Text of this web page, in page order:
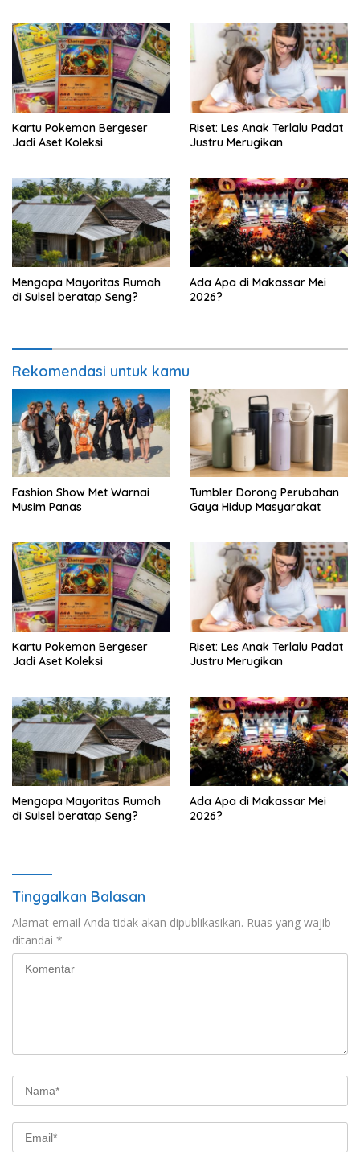
Kartu Pokemon Bergeser
Jadi Aset Koleksi
Riset: Les Anak Terlalu Padat
Justru Merugikan
Mengapa Mayoritas Rumah
di Sulsel beratap Seng?
Ada Apa di Makassar Mei
2026?
Rekomendasi untuk kamu
Fashion Show Met Warnai
Musim Panas
Tumbler Dorong Perubahan
Gaya Hidup Masyarakat
Kartu Pokemon Bergeser
Jadi Aset Koleksi
Riset: Les Anak Terlalu Padat
Justru Merugikan
Mengapa Mayoritas Rumah
di Sulsel beratap Seng?
Ada Apa di Makassar Mei
2026?
Tinggalkan Balasan
Alamat email Anda tidak akan dipublikasikan. Ruas yang wajib
ditandai *